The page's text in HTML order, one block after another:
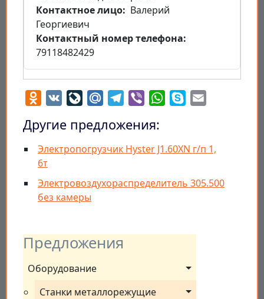
Предложения
Оборудование
Станки металлорежущие
Контактное лицо
Валерий
Георгиевич
Контактный номер телефона
79118482429
Odnoklassniki
VK LiveJournal
Mail.RuTelegram
Viber WhatsApp
Skype
Другие предложения:
Электропогрузчик Hyster J1.60XN г/п 1,
6т
Электровоздухораспределитель 305.500
без камеры